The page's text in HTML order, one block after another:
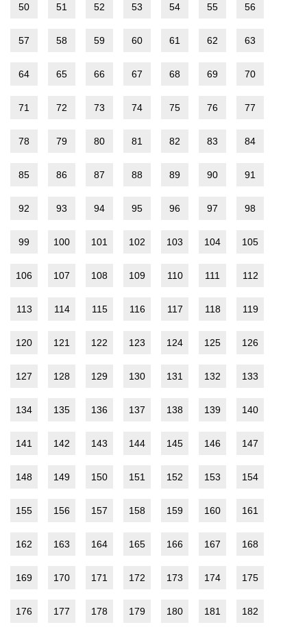
50 51 52 53 54 55 56
57 58 59 60 61 62 63
64 65 66 67 68 69 70
71 72 73 74 75 76 77
78 79 80 81 82 83 84
85 86 87 88 89 90 91
92 93 94 95 96 97 98
99 100 101 102 103 104 105
106 107 108 109 110 111 112
113 114 115 116 117 118 119
120 121 122 123 124 125 126
127 128 129 130 131 132 133
134 135 136 137 138 139 140
141 142 143 144 145 146 147
148 149 150 151 152 153 154
155 156 157 158 159 160 161
162 163 164 165 166 167 168
169 170 171 172 173 174 175
176 177 178 179 180 181 182